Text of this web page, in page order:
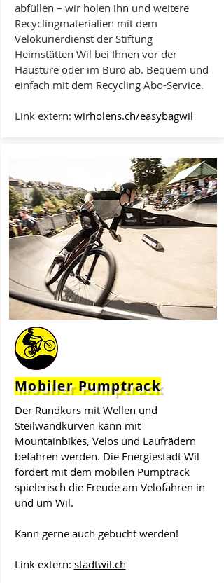
abfüllen – wir holen ihn und weitere
Recyclingmaterialien mit dem
Velokurierdienst der Stiftung
Heimstätten Wil bei Ihnen vor der
Haustüre oder im Büro ab. Bequem und
einfach mit dem Recycling Abo-Service.
Link extern: wirholens.ch/easybagwil
Mobiler Pumptrack
Der Rundkurs mit Wellen und
Steilwandkurven kann mit
Mountainbikes, Velos und Laufrädern
befahren werden. Die Energiestadt Wil
fördert mit dem mobilen Pumptrack
spielerisch die Freude am Velofahren in
und um Wil.
Kann gerne auch gebucht werden!
Link extern: stadtwil.ch